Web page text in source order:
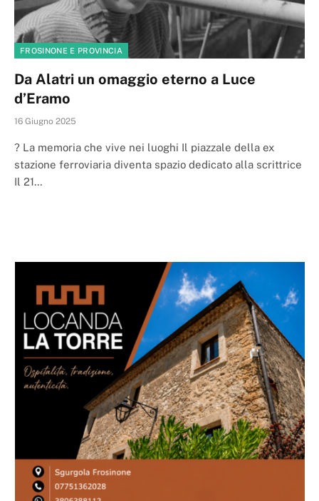
FROSINONE E PROVINCIA
Da Alatri un omaggio eterno a Luce
d’Eramo
16 Giugno 2025
? La memoria che vive nei luoghi Il piazzale della ex
stazione ferroviaria diventa spazio dedicato alla scrittrice
Il 21…